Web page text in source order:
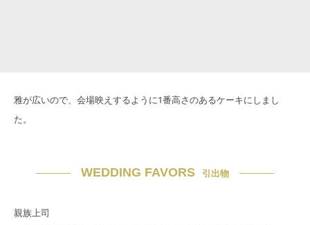
雅が広いので、会場映えするように1番高さのあるケーキにしまし
た。
WEDDING FAVORS 引出物
親族上司